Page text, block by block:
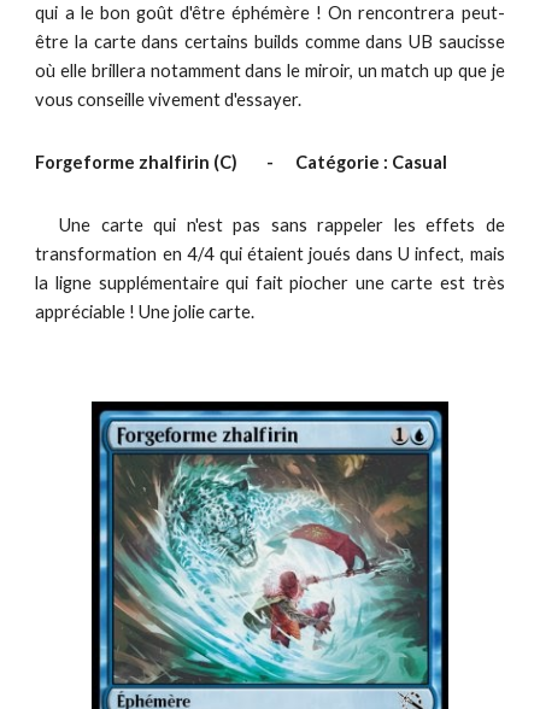
qui a le bon goût d'être éphémère ! On rencontrera peut-
être la carte dans certains builds comme dans UB saucisse
où elle brillera notamment dans le miroir, un match up que je
vous conseille vivement d'essayer.
Forgeforme zhalfirin (C) - Catégorie : Casual
Une carte qui n'est pas sans rappeler les effets de
transformation en 4/4 qui étaient joués dans U infect, mais
la ligne supplémentaire qui fait piocher une carte est très
appréciable ! Une jolie carte.